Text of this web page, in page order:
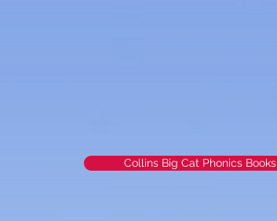
Collins Big Cat Phonics Books